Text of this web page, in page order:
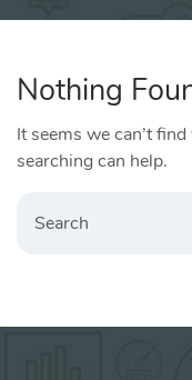
Nothing
It seems we can’t
searching can help.